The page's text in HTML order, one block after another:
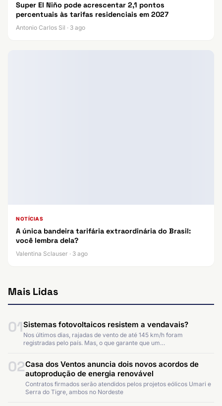
Super El Niño pode acrescentar 2,1 pontos
percentuais às tarifas residenciais em 2027
Antonio Carlos Sil · 3 ago
NOTÍCIAS
A única bandeira tarifária extraordinária do Brasil:
você lembra dela?
Valentina Sclauser · 3 ago
Mais Lidas
01Sistemas fotovoltaicos resistem a vendavais?
Nos últimos dias, rajadas de vento de até 145 km/h foram
registradas pelo país. Mas, o que garante que um…
02Casa dos Ventos anuncia dois novos acordos de
autoprodução de energia renovável
Contratos firmados serão atendidos pelos projetos eólicos Umari e
Serra do Tigre, ambos no Nordeste